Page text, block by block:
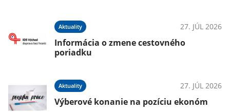
Aktuality 27. JÚL 2026
Informácia o zmene cestovného
poriadku
Aktuality 27. JÚL 2026
Výberové konanie na pozíciu ekonóm